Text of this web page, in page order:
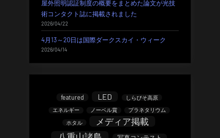
屋外照明認証制度の概要をまとめた論文が光技
術コンタクト誌に掲載されました
2026/04/22
4月13～20日は国際ダークスカイ・ウィーク
2026/04/14
featured LED
しらびそ高原
エネルギー
ノーベル賞
プラネタリウム
ホタル
メディア掲載